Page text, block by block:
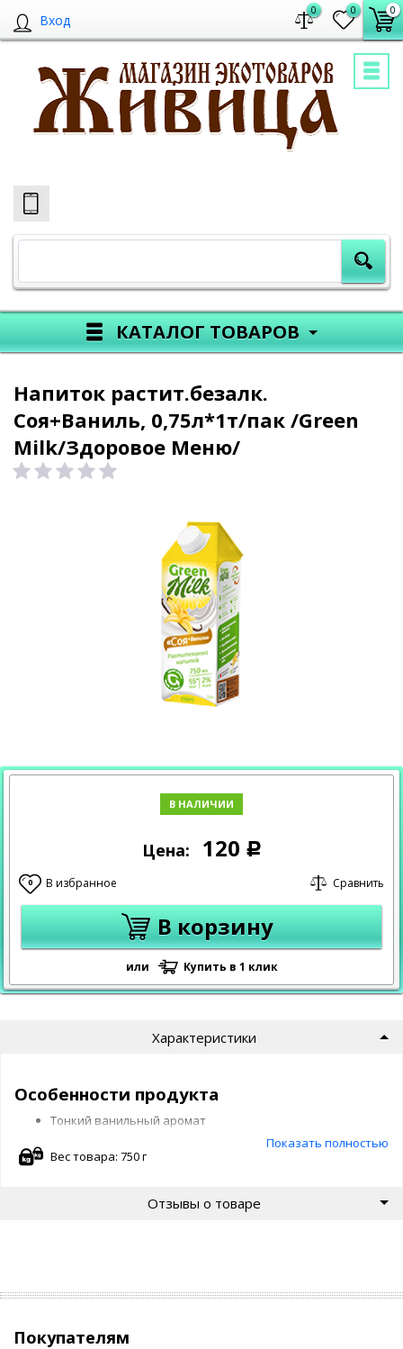
Вход
0 0 0
КАТАЛОГ ТОВАРОВ
Напиток растит.безалк.
Соя+Ваниль, 0,75л*1т/пак /Green
Milk/Здоровое Меню/
В НАЛИЧИИ
Цена: 120 Р
0 В избранное Сравнить
В корзину
или Купить в 1 клик
Характеристики
Особенности продукта
Тонкий ванильный аромат
Создавайте собственные кулинарные шедевры на
основе этого напитка: воздушные коктейли,
Пищевая ценность (100мл)
Энергия
230 кДж / 55 ккал
Показать полностью
Вес товара: 750 г
Отзывы о товаре
Покупателям